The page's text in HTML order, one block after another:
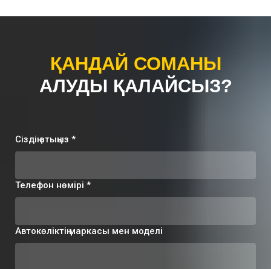
ҚАНДАЙ СОМАНЫ
АЛУДЫ ҚАЛАЙСЫЗ?
Сіздің атыңыз *
Телефон нөмірі *
Автокөліктің маркасы мен моделі